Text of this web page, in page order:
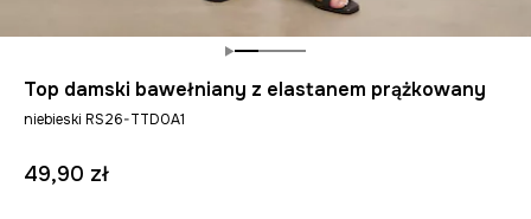
Top damski bawełniany z elastanem prążkowany
niebieski RS26-TTD0A1
49,90 zł